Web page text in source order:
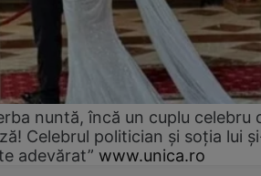
nuntă, încă un cuplu celebru
Celebrul politician și soția lui
adevărat” www.unica.ro